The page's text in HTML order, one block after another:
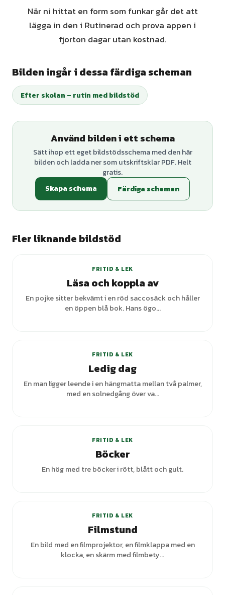
När ni hittat en form som funkar går det att
lägga in den i Rutinerad och prova appen i
fjorton dagar utan kostnad.
Bilden ingår i dessa färdiga scheman
Efter skolan – rutin med bildstöd
Använd bilden i ett schema
Sätt ihop ett eget bildstödsschema med den här
bilden och ladda ner som utskriftsklar PDF. Helt
gratis.
Skapa schema
Färdiga scheman
Fler liknande bildstöd
FRITID & LEK
Läsa och koppla av
En pojke sitter bekvämt i en röd saccosäck och håller
en öppen blå bok. Hans ögo...
FRITID & LEK
Ledig dag
En man ligger leende i en hängmatta mellan två palmer,
med en solnedgång över va...
FRITID & LEK
Böcker
En hög med tre böcker i rött, blått och gult.
FRITID & LEK
Filmstund
En bild med en filmprojektor, en filmklappa med en
klocka, en skärm med filmbety...